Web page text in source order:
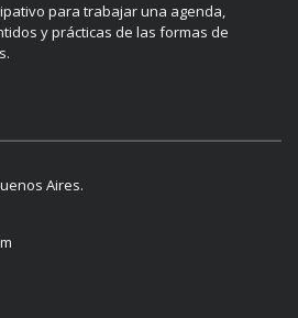
para trabajar una agenda,
y prácticas de las formas de
Aires.